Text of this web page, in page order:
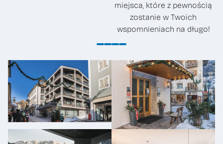
miejsca, które z pewnością
zostanie w Twoich
wspomnieniach na długo!